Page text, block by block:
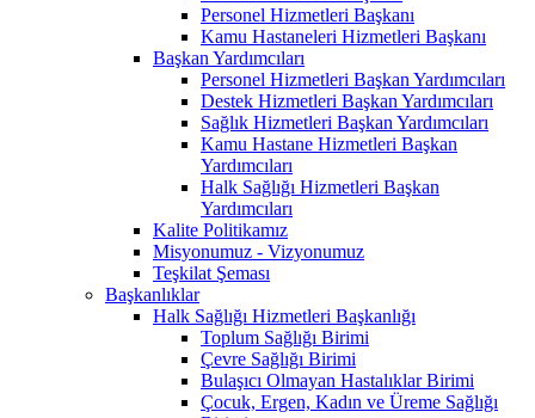
Personel Hizmetleri Başkanı
Kamu Hastaneleri Hizmetleri Başkanı
Başkan Yardımcıları
Personel Hizmetleri Başkan Yardımcıları
Destek Hizmetleri Başkan Yardımcıları
Sağlık Hizmetleri Başkan Yardımcıları
Kamu Hastane Hizmetleri Başkan
Yardımcıları
Halk Sağlığı Hizmetleri Başkan
Yardımcıları
Kalite Politikamız
Misyonumuz - Vizyonumuz
Teşkilat Şeması
Başkanlıklar
Halk Sağlığı Hizmetleri Başkanlığı
Toplum Sağlığı Birimi
Çevre Sağlığı Birimi
Bulaşıcı Olmayan Hastalıklar Birimi
Çocuk, Ergen, Kadın ve Üreme Sağlığı